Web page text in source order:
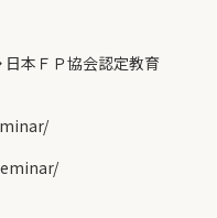
本ＦＰ協会認定教育